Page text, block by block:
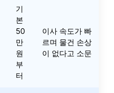
기
본
50
만
원
부
터
이사 속도가 빠
르며 물건 손상
이 없다고 소문